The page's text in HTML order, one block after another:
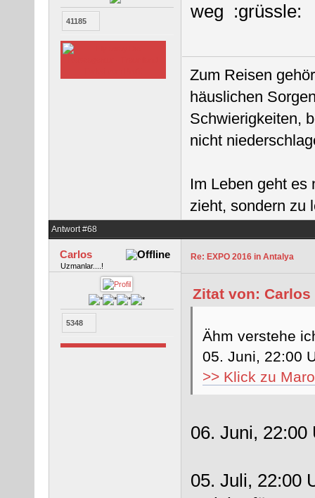
41185
weg :grüssle:
Zum Reisen
häuslichen
Schwierigkeiten,
nicht
Im Leben geht es
zieht, sondern zu
Antwort #68
Carlos
Uzmanlar....!
5348
Re: EXPO 2016 in Antalya
Zitat von: Carlos
Ähm verstehe
05. Juni, 22:00
>> Klick zu
06. Juni, 22:00
05. Juli, 22:00